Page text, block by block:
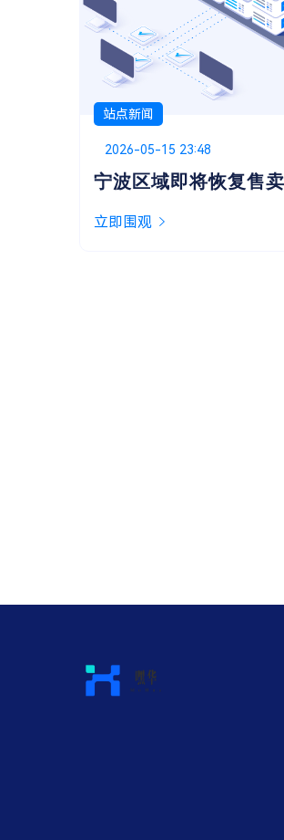
站点新闻
Posted on
2026-05-13 01:48
关于嘿华提供的技术支
似乎很多用户都不太清楚服务